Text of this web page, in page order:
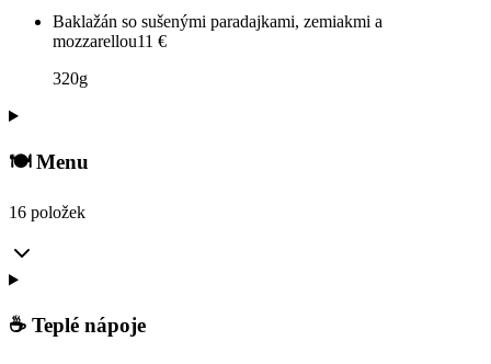
Baklažán so sušenými paradajkami, zemiakmi a
mozzarellou11 €
320g
🍽️ Menu
16 položek
☕ Teplé nápoje